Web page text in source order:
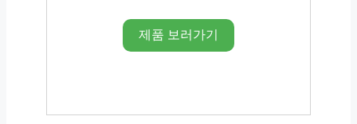
제품 보러가기